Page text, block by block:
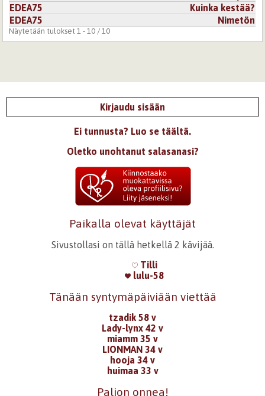
EDEA75
Kuinka kestää?
EDEA75
Nimetön
Näytetään tulokset 1 - 10 / 10
Kirjaudu sisään
Ei tunnusta? Luo se täältä.
Oletko unohtanut salasanasi?
Paikalla olevat käyttäjät
Sivustollasi on tällä hetkellä 2 kävijää.
Tilli
lulu-58
Tänään syntymäpäiviään viettää
tzadik 58 v
Lady-lynx 42 v
miamm 35 v
LIONMAN 34 v
hooja 34 v
huimaa 33 v
Paljon onnea!